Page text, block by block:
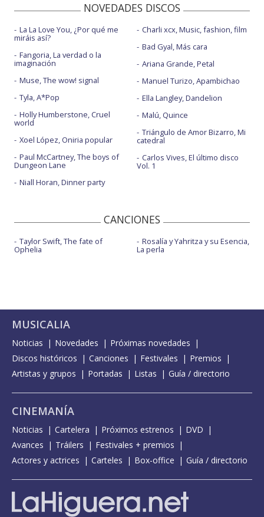
NOVEDADES DISCOS
La La Love You, ¿Por qué me
miráis así?
Fangoria, La verdad o la
imaginación
Muse, The wow! signal
Tyla, A*Pop
Holly Humberstone, Cruel
world
Xoel López, Oniria popular
Paul McCartney, The boys of
Dungeon Lane
Niall Horan, Dinner party
Charli xcx, Music, fashion, film
Bad Gyal, Más cara
Ariana Grande, Petal
Manuel Turizo, Apambichao
Ella Langley, Dandelion
Malú, Quince
Triángulo de Amor Bizarro, Mi
catedral
Carlos Vives, El último disco
Vol. 1
CANCIONES
Taylor Swift, The fate of
Ophelia
Rosalía y Yahritza y su Esencia,
La perla
MUSICALIA
Noticias Novedades
Próximas novedades
Discos históricos
Canciones Festivales
Premios
Artistas y grupos
Portadas Listas Guía / directorio
CINEMANÍA
Noticias Cartelera Próximos estrenos
DVD
Avances
Tráilers
Festivales + premios
Actores y actrices
Carteles Box-office Guía / directorio